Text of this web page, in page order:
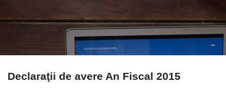
Declaraţii de avere An Fiscal 2015